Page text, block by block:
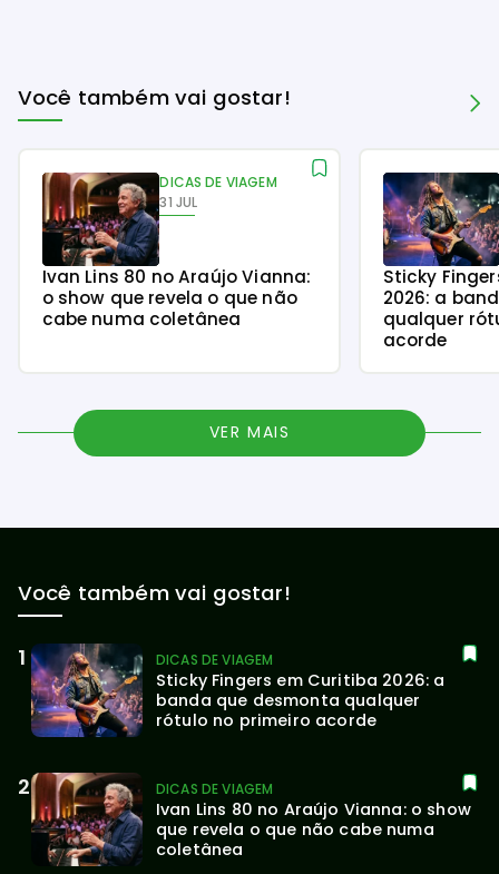
Você também vai gostar!
DICAS DE VIAGEM
31 JUL
Ivan Lins 80 no Araújo Vianna:
o show que revela o que não
cabe numa coletânea
Sticky
2026: a
qualquer
acorde
VER MAIS
Você também vai gostar!
DICAS DE VIAGEM
Sticky Fingers em Curitiba 2026: a
banda que desmonta qualquer
rótulo no primeiro acorde
DICAS DE VIAGEM
Ivan Lins 80 no Araújo Vianna: o show
que revela o que não cabe numa
coletânea